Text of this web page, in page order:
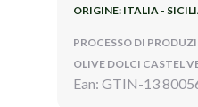
ORIGINE: ITALIA -
PROCESSO DI
OLIVE DOLCI CASTEL
Ean: GTIN-13